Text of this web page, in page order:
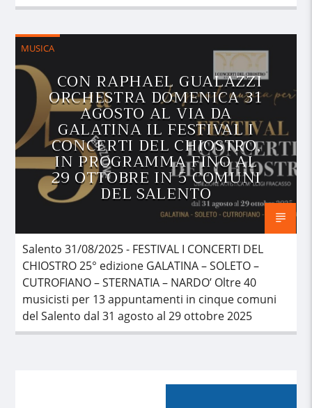
MUSICA
CON RAPHAEL GUALAZZI
ORCHESTRA DOMENICA 31
AGOSTO AL VIA DA
GALATINA IL FESTIVAL I
CONCERTI DEL CHIOSTRO,
IN PROGRAMMA FINO AL
29 OTTOBRE IN 5 COMUNI
DEL SALENTO
Salento 31/08/2025 - FESTIVAL I CONCERTI DEL
CHIOSTRO 25° edizione GALATINA – SOLETO –
CUTROFIANO – STERNATIA – NARDO’ Oltre 40
musicisti per 13 appuntamenti in cinque comuni
del Salento dal 31 agosto al 29 ottobre 2025